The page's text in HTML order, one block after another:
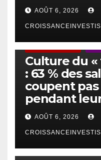
AOÛT 6, 2026
Culture du
: 63 % des
coupent
pendant
AOÛT 6, 2026